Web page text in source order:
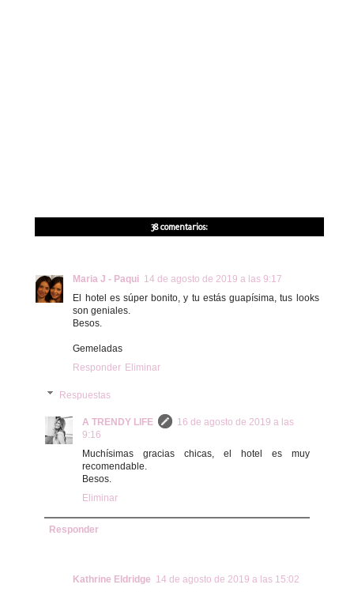
38 comentarios:
Maria J - Paqui 14 de agosto de 2019 a las 9:17
El hotel es súper bonito, y tu estás guapísima, tus looks
son geniales.
Besos.
Gemeladas
Responder Eliminar
Respuestas
A TRENDY LIFE
16 de agosto de 2019 a las
9:16
Muchísimas gracias chicas, el hotel es muy
recomendable.
Besos.
Eliminar
Responder
Kathrine Eldridge 14 de agosto de 2019 a las 15:02